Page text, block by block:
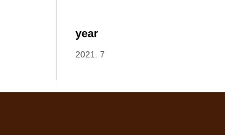
year
2021. 7